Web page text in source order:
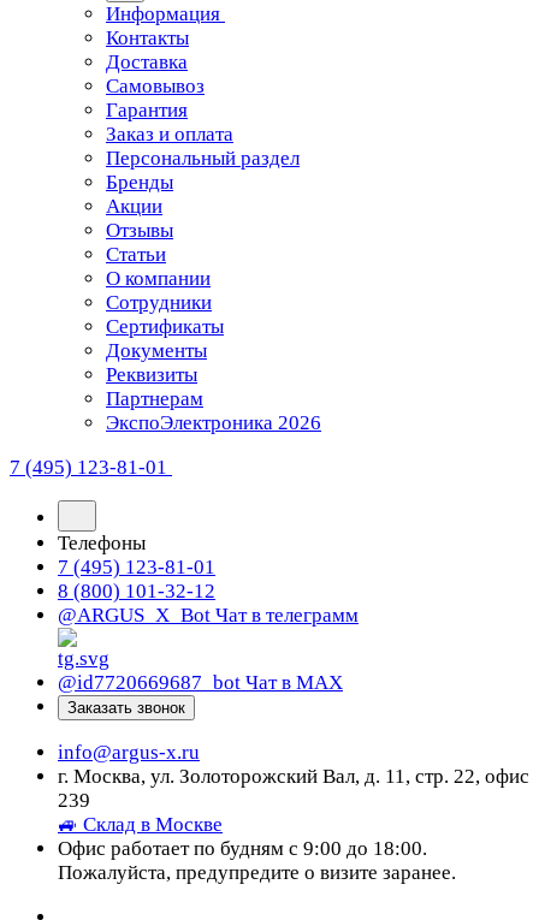
Информация
Контакты
Доставка
Самовывоз
Гарантия
Заказ и оплата
Персональный раздел
Бренды
Акции
Отзывы
Статьи
О компании
Сотрудники
Сертификаты
Документы
Реквизиты
Партнерам
ЭкспоЭлектроника 2026
7 (495) 123-81-01
Телефоны
7 (495) 123-81-01
8 (800) 101-32-12
@ARGUS_X_Bot Чат в телеграмм
@id7720669687_bot Чат в МАХ
Заказать звонок
info@argus-x.ru
г. Москва, ул. Золоторожский Вал, д. 11, стр. 22, офис
239
🚙 Склад в Москве
Офис работает по будням с 9:00 до 18:00.
Пожалуйста, предупредите о визите заранее.